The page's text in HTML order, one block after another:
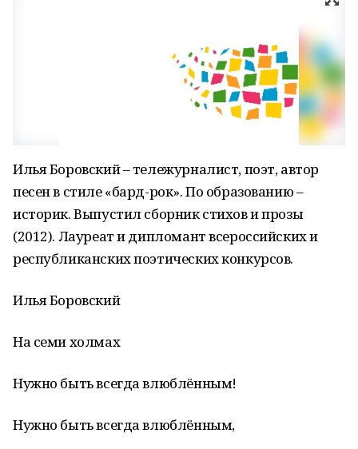
Илья Боровский – тележурналист, поэт, автор
песен в стиле «бард-рок». По образованию –
историк. Выпустил сборник стихов и прозы
(2012). Лауреат и дипломант всероссийских и
республиканских поэтических конкурсов.
Илья Боровский
На семи холмах
Нужно быть всегда влюблённым!
Нужно быть всегда влюблённым,